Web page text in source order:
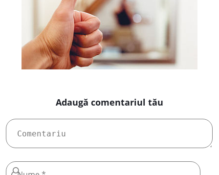
Adaugă comentariul tău